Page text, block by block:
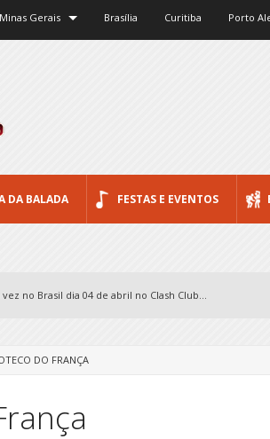
Minas Gerais Brasília Curitiba Porto
DA BALADA FESTAS E EVENTOS
no Brasil dia 04 de abril no Clash Club...
DO FRANÇA